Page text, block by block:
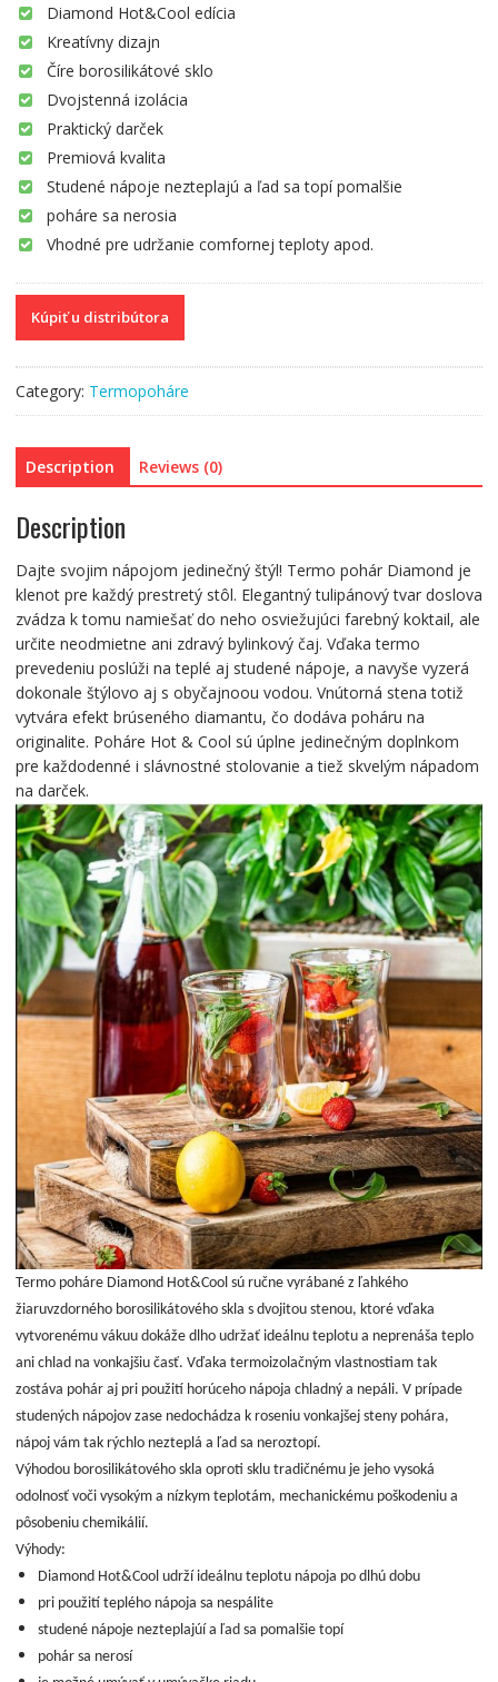
Diamond Hot&Cool edícia
Kreatívny dizajn
Číre borosilikátové sklo
Dvojstenná izolácia
Praktický darček
Premiová kvalita
Studené nápoje nezteplajú a ľad sa topí pomalšie
poháre sa nerosia
Vhodné pre udržanie comfornej teploty apod.
Kúpiť u distribútora
Category: Termopoháre
Description Reviews (0)
Description
Dajte svojim nápojom jedinečný štýl! Termo pohár Diamond je
klenot pre každý prestretý stôl. Elegantný tulipánový tvar doslova
zvádza k tomu namiešať do neho osviežujúci farebný koktail, ale
určite neodmietne ani zdravý bylinkový čaj. Vďaka termo
prevedeniu poslúži na teplé aj studené nápoje, a navyše vyzerá
dokonale štýlovo aj s obyčajnoou vodou. Vnútorná stena totiž
vytvára efekt brúseného diamantu, čo dodáva poháru na
originalite. Poháre Hot & Cool sú úplne jedinečným doplnkom
pre každodenné i slávnostné stolovanie a tiež skvelým nápadom
na darček.
Termo poháre Diamond Hot&Cool sú ručne vyrábané z ľahkého
žiaruvzdorného borosilikátového skla s dvojitou stenou, ktoré vďaka
vytvorenému vákuu dokáže dlho udržať ideálnu teplotu a neprenáša teplo
ani chlad na vonkajšiu časť. Vďaka termoizolačným vlastnostiam tak
zostáva pohár aj pri použití horúceho nápoja chladný a nepáli. V prípade
studených nápojov zase nedochádza k roseniu vonkajšej steny pohára,
nápoj vám tak rýchlo nezteplá a ľad sa neroztopí.
Výhodou borosilikátového skla oproti sklu tradičnému je jeho vysoká
odolnosť voči vysokým a nízkym teplotám, mechanickému poškodeniu a
pôsobeniu chemikálií.
Výhody:
Diamond Hot&Cool udrží ideálnu teplotu nápoja po dlhú dobu
pri použití teplého nápoja sa nespálite
studené nápoje nezteplajúí a ľad sa pomalšie topí
pohár sa nerosí